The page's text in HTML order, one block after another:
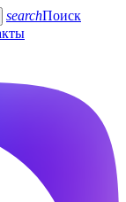
searchПоиск